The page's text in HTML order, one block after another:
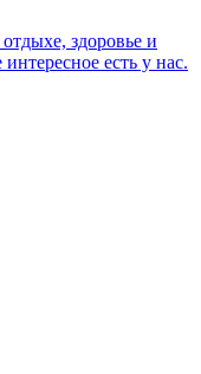
здоровье и
есть у нас.